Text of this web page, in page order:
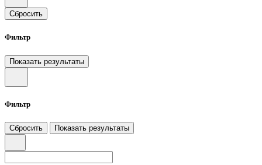
Сбросить
Фильтр
Показать результаты
Фильтр
Сбросить Показать результаты